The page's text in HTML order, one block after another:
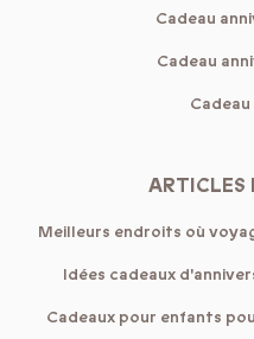
Cadeau
Cadeau
ARTICLES
Meilleurs endroits où
Idées cadeaux
Cadeaux pour enfants